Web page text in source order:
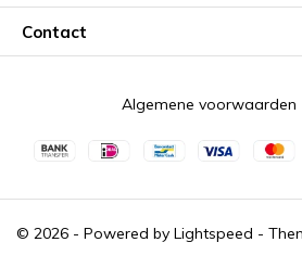
Contact
© 2026 - Powered by Lightspeed -
Algemene voorwaarden